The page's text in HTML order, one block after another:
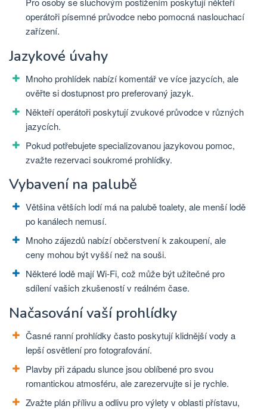
operátoři písemné průvodce nebo pomocná naslouchací
zařízení.
Jazykové úvahy
Mnoho prohlídek nabízí komentář ve více jazycích, ale
ověřte si dostupnost pro preferovaný jazyk.
Někteří operátoři poskytují zvukové průvodce v různých
jazycích.
Pokud potřebujete specializovanou jazykovou pomoc,
zvažte rezervaci soukromé prohlídky.
Vybavení na palubě
Většina větších lodí má na palubě toalety, ale menší lodě
po kanálech nemusí.
Mnoho zájezdů nabízí občerstvení k zakoupení, ale
ceny mohou být vyšší než na souši.
Některé lodě mají Wi-Fi, což může být užitečné pro
sdílení vašich zkušeností v reálném čase.
Načasování vaší prohlídky
Časné ranní prohlídky často poskytují klidnější vody a
lepší osvětlení pro fotografování.
Plavby při západu slunce jsou oblíbené pro svou
romantickou atmosféru, ale zarezervujte si je rychle.
Zvažte plán přílivu a odlivu pro výlety v oblasti přístavu,